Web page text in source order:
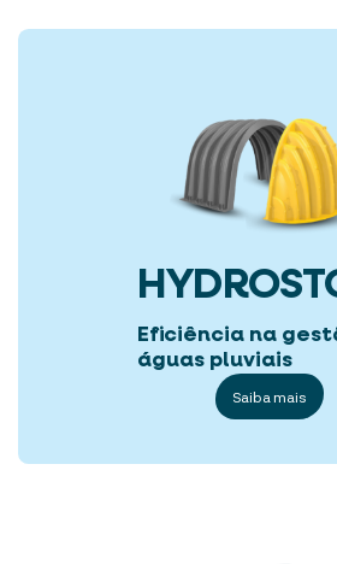
Eficiência na
águas pluviais
Saiba mais